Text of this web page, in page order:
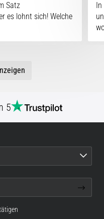
Satz
es lohnt sich! Welche
5